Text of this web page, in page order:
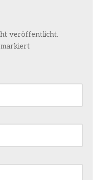
veröffentlicht.
markiert